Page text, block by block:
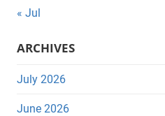
« Jul
ARCHIVES
July 2026
June 2026